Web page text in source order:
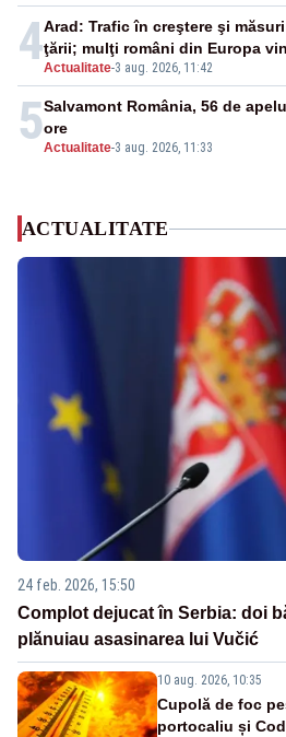
4Actualitate-3 aug. 2026, 11:42
Arad: Trafic în creştere şi
ţării; mulţi români din Europa
5Actualitate-3 aug. 2026, 11:33
Salvamont România, 56 de
ore
ACTUALITATE
24 feb. 2026, 15:50
Complot dejucat în Serbia: doi
plănuiau asasinarea lui Vučić
10 aug. 2026, 10:35
Cupolă de foc
portocaliu și